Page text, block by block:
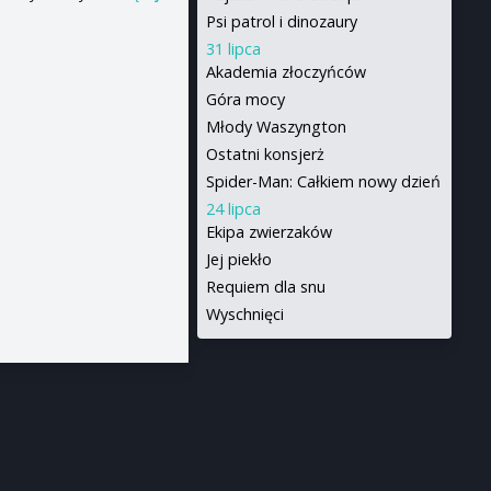
Psi patrol i dinozaury
31 lipca
Akademia złoczyńców
Góra mocy
Młody Waszyngton
Ostatni konsjerż
Spider-Man: Całkiem nowy dzień
24 lipca
Ekipa zwierzaków
Jej piekło
Requiem dla snu
Wyschnięci